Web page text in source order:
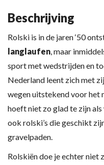
Beschrijving
Rolski is in de jaren ‘50
langlaufen, maar
sport met wedstrijden en
Nederland leent zich met
wegen uitstekend voor het
hoeft niet zo glad te zijn
ook rolski’s die geschikt
gravelpaden.
Rolskiën doe je echter niet